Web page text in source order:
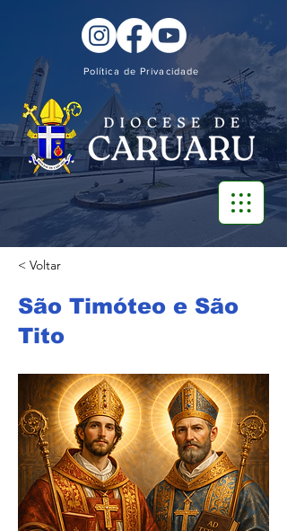
Política de Privacidade
< Voltar
São Timóteo e São
Tito